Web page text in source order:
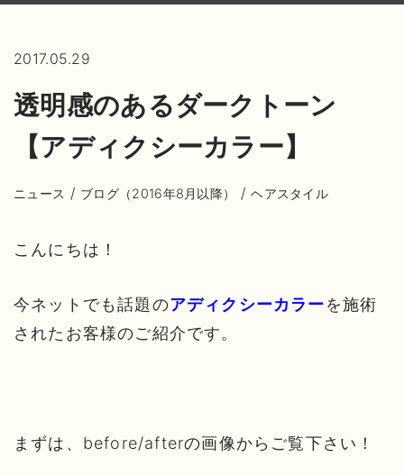
2017.05.29
透明感のあるダークトーン
【アディクシーカラー】
ニュース / ブログ（2016年8月以降） /ヘアスタイル
こんにちは！
今ネットでも話題のアディクシーカラー を施術
されたお客様のご紹介です。
まずは、before/afterの画像からご覧下さい！